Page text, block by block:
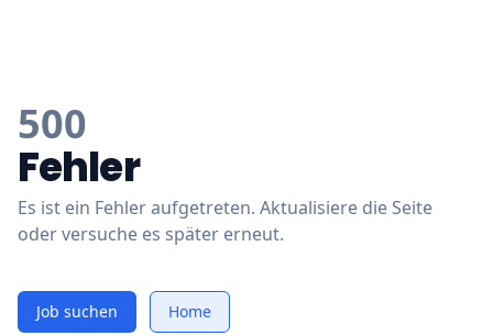
500
Fehler
Es ist ein Fehler aufgetreten. Aktualisiere die Seite
oder versuche es später erneut.
Job suchen Home